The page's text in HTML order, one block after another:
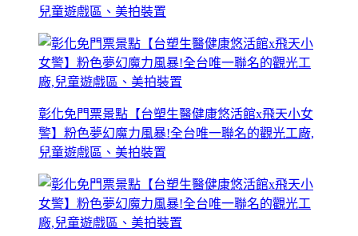
兒童遊戲區、美拍裝置
彰化免門票景點【台塑生醫健康悠活館x飛天小女
警】粉色夢幻魔力風暴!全台唯一聯名的觀光工廠,
兒童遊戲區、美拍裝置